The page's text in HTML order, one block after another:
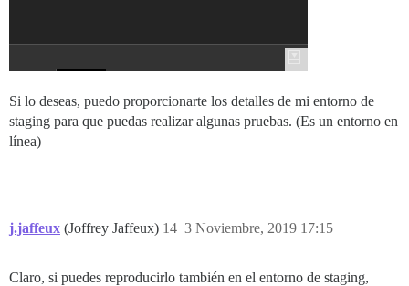
Si lo deseas, puedo proporcionarte los detalles de mi entorno de
staging para que puedas realizar algunas pruebas. (Es un entorno en
línea)
j.jaffeux (Joffrey Jaffeux) 3 Noviembre, 2019 17:15
14
Claro, si puedes reproducirlo también en el entorno de staging,